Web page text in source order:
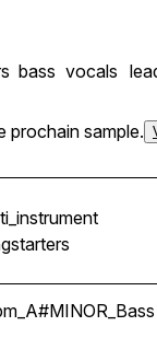
bass vocals
prochain sample.